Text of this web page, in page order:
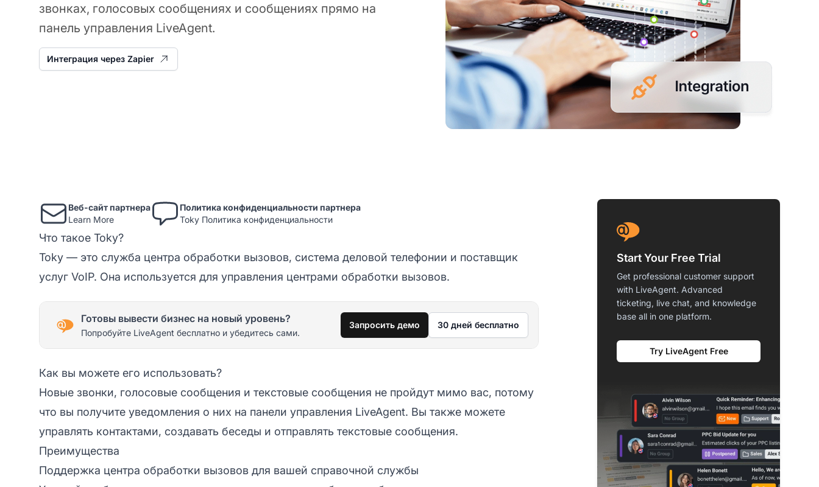
звонках, голосовых сообщениях и сообщениях прямо на
панель управления LiveAgent.
Интеграция через Zapier
Веб-сайт партнера
Learn More
Политика конфиденциальности партнера
Toky Политика конфиденциальности
Что такое Toky?
Toky — это служба центра обработки вызовов, система деловой телефонии и поставщик
услуг VoIP. Она используется для управления центрами обработки вызовов.
Готовы вывести бизнес на новый уровень?
Попробуйте LiveAgent бесплатно и убедитесь сами.
Запросить демо 30 дней бесплатно
Как вы можете его использовать?
Новые звонки, голосовые сообщения и текстовые сообщения не пройдут мимо вас, потому
что вы получите уведомления о них на панели управления LiveAgent. Вы также можете
управлять контактами, создавать беседы и отправлять текстовые сообщения.
Преимущества
Поддержка центра обработки вызовов для вашей справочной службы
Start Your Free Trial
Get professional customer support
with LiveAgent. Advanced
ticketing, live chat, and knowledge
base all in one platform.
Try LiveAgent Free